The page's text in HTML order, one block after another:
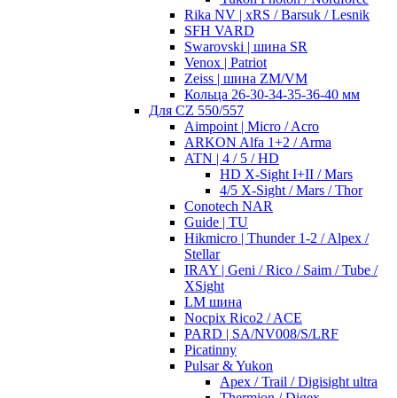
Rika NV | xRS / Barsuk / Lesnik
SFH VARD
Swarovski | шина SR
Venox | Patriot
Zeiss | шина ZM/VM
Кольца 26-30-34-35-36-40 мм
Для CZ 550/557
Aimpoint | Micro / Acro
ARKON Alfa 1+2 / Arma
ATN | 4 / 5 / HD
HD X-Sight I+II / Mars
4/5 X-Sight / Mars / Thor
Conotech NAR
Guide | TU
Hikmicro | Thunder 1-2 / Alpex /
Stellar
IRAY | Geni / Rico / Saim / Tube /
XSight
LM шина
Nocpix Rico2 / ACE
PARD | SA/NV008/S/LRF
Picatinny
Pulsar & Yukon
Apex / Trail / Digisight ultra